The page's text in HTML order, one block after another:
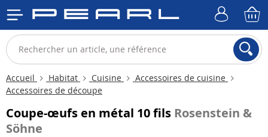
Accueil Habitat Cuisine
Accessoires de cuisine
Accessoires de découpe
Coupe-œufs en métal 10 fils Rosenstein &
Söhne